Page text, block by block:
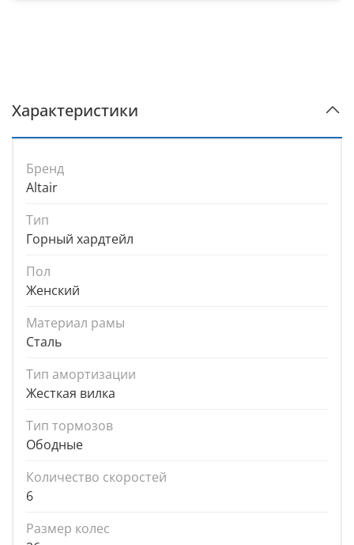
Характеристики
Бренд
Altair
Тип
Горный хардтейл
Пол
Женский
Материал рамы
Сталь
Тип амортизации
Жесткая вилка
Тип тормозов
Ободные
Количество скоростей
6
Размер колес